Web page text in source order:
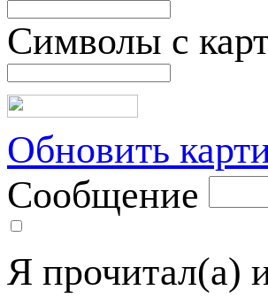
Символы с
Обновить
Сообщение
Я